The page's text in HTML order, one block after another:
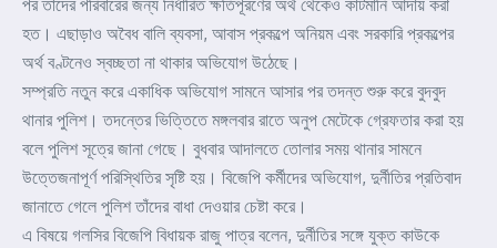
পর তাঁদের পরিবারের জন্য নির্ধারিত ক্ষতিপূরণের অর্থ থেকেও কাটমানি আদায় করা
হত। এছাড়াও অবৈধ বালি ব্যবসা, আবাস প্রকল্পে অনিয়ম এবং সরকারি প্রকল্পের
অর্থ বণ্টনেও স্বচ্ছতা না থাকার অভিযোগ উঠেছে।
সম্প্রতি নতুন করে একাধিক অভিযোগ সামনে আসার পর তদন্ত শুরু করে বুদবুদ
থানার পুলিশ। তদন্তের ভিত্তিতে মঙ্গলবার রাতে অনুপ মেটেকে গ্রেফতার করা হয়
বলে পুলিশ সূত্রে জানা গেছে। বুধবার আদালতে তোলার সময় থানার সামনে
উত্তেজনাপূর্ণ পরিস্থিতির সৃষ্টি হয়। বিজেপি কর্মীদের অভিযোগ, দুর্নীতির প্রতিবাদ
জানাতে গেলে পুলিশ তাঁদের বাধা দেওয়ার চেষ্টা করে।
এ বিষয়ে গলসির বিজেপি বিধায়ক রাজু পাত্র বলেন, দুর্নীতির সঙ্গে যুক্ত কাউকে